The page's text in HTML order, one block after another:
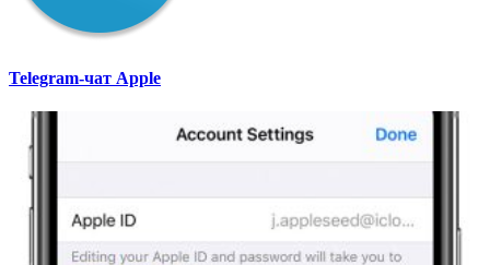
Telegram-чат Apple